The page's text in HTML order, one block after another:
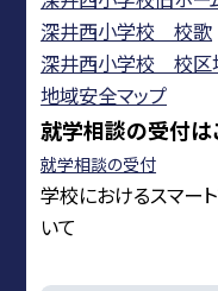
深井西小学校 校歌
深井西小学校 校区
地域安全マップ
就学相談の受付は
就学相談の受付
学校におけるスマー
いて